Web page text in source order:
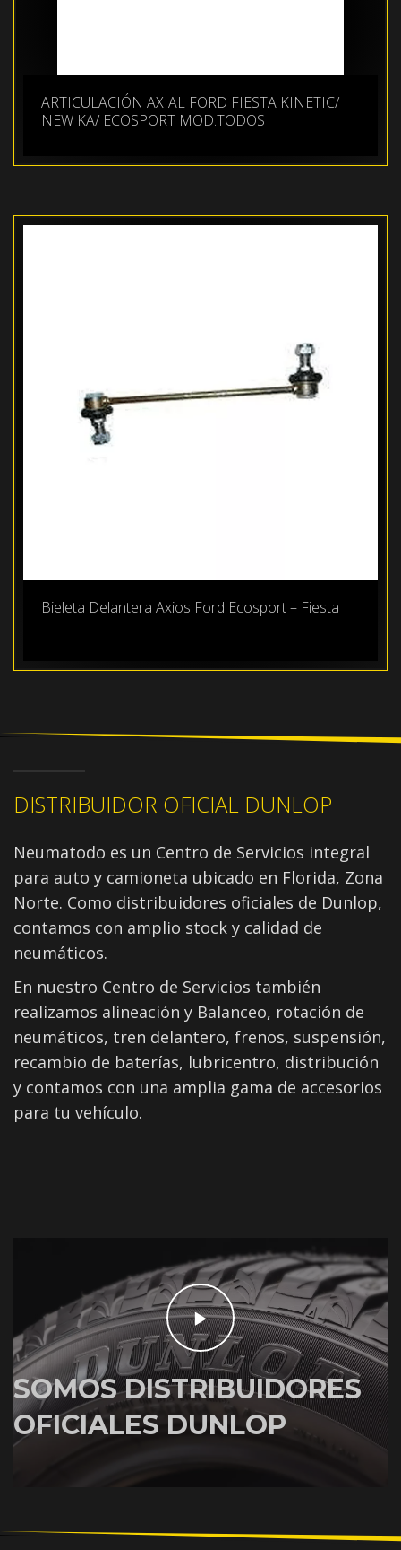
ARTICULACIÓN AXIAL FORD FIESTA KINETIC/
NEW KA/ ECOSPORT MOD.TODOS
Bieleta Delantera Axios Ford Ecosport – Fiesta
DISTRIBUIDOR OFICIAL DUNLOP
Neumatodo es un Centro de Servicios integral
para auto y camioneta ubicado en Florida, Zona
Norte. Como distribuidores oficiales de Dunlop,
contamos con amplio stock y calidad de
neumáticos.
En nuestro Centro de Servicios también
realizamos alineación y Balanceo, rotación de
neumáticos, tren delantero, frenos, suspensión,
recambio de baterías, lubricentro, distribución
y contamos con una amplia gama de accesorios
para tu vehículo.
SOMOS DISTRIBUIDORES
OFICIALES DUNLOP